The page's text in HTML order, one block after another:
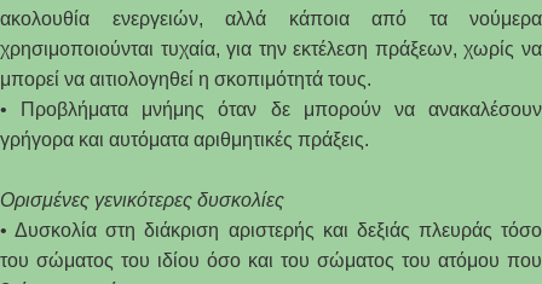
ακολουθία ενεργειών, αλλά κάποια από τα νούμερα
χρησιμοποιούνται τυχαία, για την εκτέλεση πράξεων, χωρίς να
μπορεί να αιτιολογηθεί η σκοπιμότητά τους.
• Προβλήματα μνήμης όταν δε μπορούν να ανακαλέσουν
γρήγορα και αυτόματα αριθμητικές πράξεις.
Ορισμένες γενικότερες δυσκολίες
• Δυσκολία στη διάκριση αριστερής και δεξιάς πλευράς τόσο
του σώματος του ιδίου όσο και του σώματος του ατόμου που